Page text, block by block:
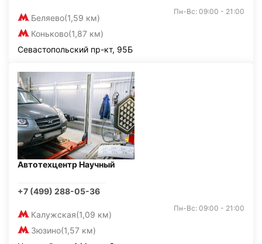
Беляево(1,59 км)
Коньково(1,87 км)
Пн-Вс: 09:00 - 21:00
Севастопольский пр-кт, 95Б
Автотехцентр Научный
+7 (499) 288-05-36
Калужская(1,09 км)
Зюзино(1,57 км)
Пн-Вс: 09:00 - 21:00